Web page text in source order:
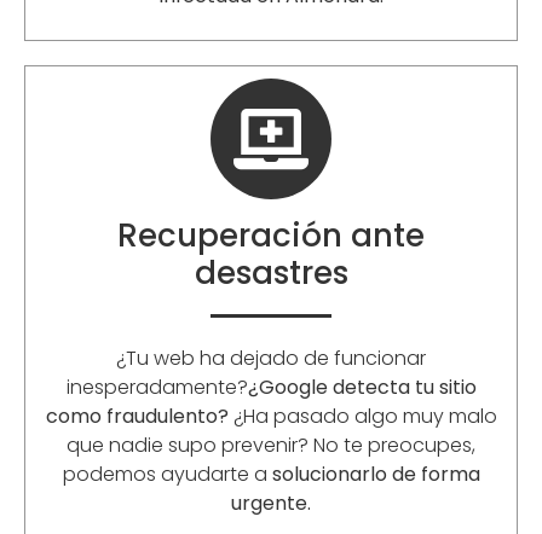
Recuperación ante
desastres
¿Tu web ha dejado de funcionar
inesperadamente?¿Google detecta tu sitio
como fraudulento? ¿Ha pasado algo muy malo
que nadie supo prevenir? No te preocupes,
podemos ayudarte a solucionarlo de forma
urgente.